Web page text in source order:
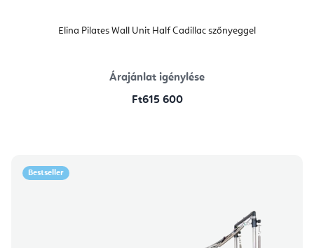
Elina Pilates Wall Unit Half Cadillac szőnyeggel
Árajánlat igénylése
Ft615 600
Bestseller